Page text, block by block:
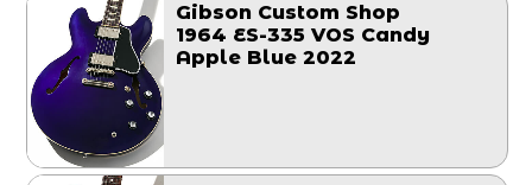
Gibson Custom Shop
1964 ES-335 VOS Candy
Apple Blue 2022